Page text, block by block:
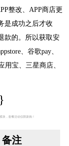
整改、APP商店更
是成功之后才收
款的。所以获取安
、谷歌pay、
用宝、三星商店、
块，套餐活动仅限新购！
备注